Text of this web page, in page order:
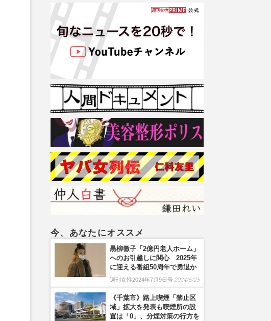
今、あなたにオススメ
黒柳徹子「2億円老人ホーム」
へのお引越しに関心 2025年
に迎える番組50周年で勇退か
週刊女性2024年7月9日号 2024/6/25
《千葉市》路上喫煙「禁止区
域」拡大を発表も喫煙所の設
置は「0」、分煙対策の行方を